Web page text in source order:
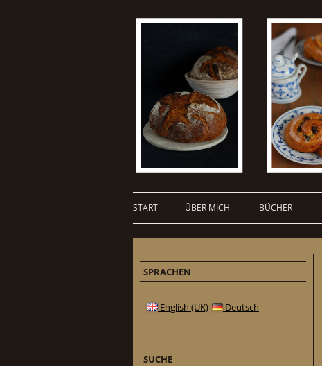
START ÜBER MICH BÜCHER
SPRACHEN
English (UK) Deutsch
SUCHE